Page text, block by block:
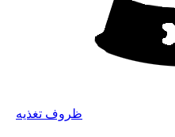
ظروف تغذیه